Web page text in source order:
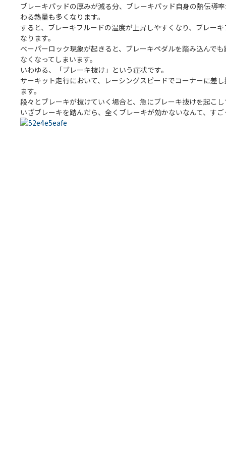
ブレーキパッドの厚みが減る分、ブレーキパッド自身の熱伝導
わる熱量も多くなります。
すると、ブレーキフルードの温度が上昇しやすくなり、ブレー
なります。
ベーパーロック現象が起きると、ブレーキペダルを踏み込んで
なくなってしまいます。
いわゆる、「ブレーキ抜け」という症状です。
サーキット走行において、レーシングスピードでコーナーに差
ます。
段々とブレーキが抜けていく場合と、急にブレーキ抜けを起こ
いざブレーキを踏んだら、全くブレーキが効かないなんて、す